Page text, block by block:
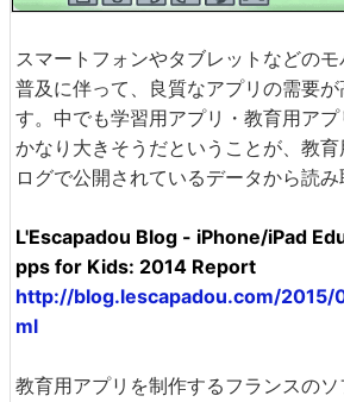
スマートフォンやタブレットなどの
普及に伴って、良質なアプリの需要が
す。中でも学習用アプリ・教育用ア
かなり大きそうだということが、教
ログで公開されているデータから読み
L'Escapadou Blog - iPhone/iPad
pps for Kids: 2014 Report
http://blog.lescapadou.com/
ml
教育用アプリを制作するフランスの